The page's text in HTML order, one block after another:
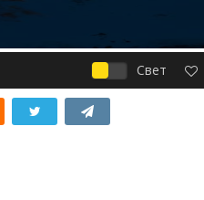
Свет